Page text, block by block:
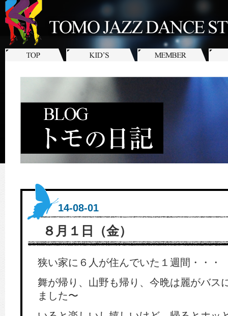
14-08-01
８月１日（金）
狭い家に６人が住んでいた１週間・・・
舞が帰り、山野も帰り、今晩は麗がバス
ました〜